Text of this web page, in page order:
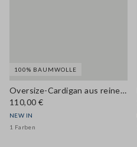
100% BAUMWOLLE
Oversize-Cardigan aus reiner Baumwolle in Ajourstrick
110,00 €
NEW IN
1 Farben